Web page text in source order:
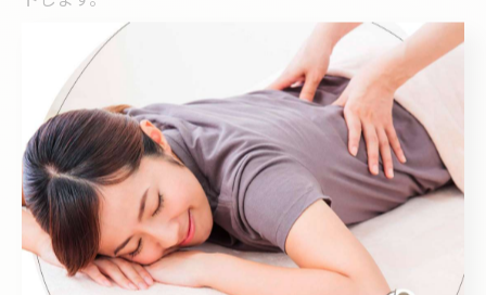
実際に、仕事や家庭のストレスを抱える女性が、定期的
にカラーセラピーを受けることで「気持ちの切り替えが
しやすくなった」といった体験談も多く寄せられていま
す。無理なく自分らしいリフレッシュを求める方には、
特におすすめのリラクゼーション方法です。
色の選択が導くリラクゼーションの理由
色にはそれぞれ固有の心理的効果があり、選ぶ色によっ